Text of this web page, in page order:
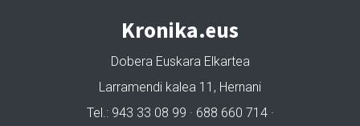
Kronika.eus
Dobera Euskara Elkartea
Larramendi kalea 11, Hernani
Tel.: 943 33 08 99 · 688 660 714 ·